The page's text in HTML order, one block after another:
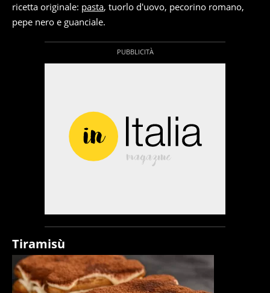
ricetta originale: pasta, tuorlo d'uovo, pecorino romano,
pepe nero e guanciale.
Tiramisù